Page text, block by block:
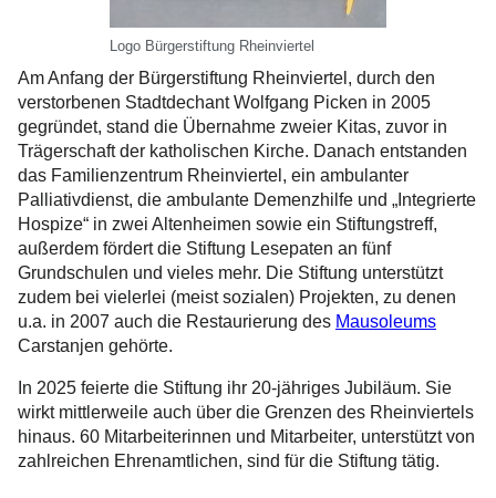
Logo Bürgerstiftung Rheinviertel
Am Anfang der Bürgerstiftung Rheinviertel, durch den
verstorbenen Stadtdechant Wolfgang Picken in 2005
gegründet, stand die Übernahme zweier Kitas, zuvor in
Trägerschaft der katholischen Kirche. Danach entstanden
das Familienzentrum Rheinviertel, ein ambulanter
Palliativdienst, die ambulante Demenzhilfe und „Integrierte
Hospize“ in zwei Altenheimen sowie ein Stiftungstreff,
außerdem fördert die Stiftung Lesepaten an fünf
Grundschulen und vieles mehr. Die Stiftung unterstützt
zudem bei vielerlei (meist sozialen) Projekten, zu denen
u.a. in 2007 auch die Restaurierung des Mausoleums
Carstanjen gehörte.
In 2025 feierte die Stiftung ihr 20-jähriges Jubiläum. Sie
wirkt mittlerweile auch über die Grenzen des Rheinviertels
hinaus. 60 Mitarbeiterinnen und Mitarbeiter, unterstützt von
zahlreichen Ehrenamtlichen, sind für die Stiftung tätig.